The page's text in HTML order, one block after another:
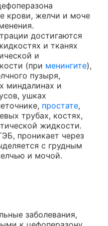
крови, желчи и моче
достигаются
и тканях
и
(при менингите),
пузыря,
миндалинах и
ушках
простате,
трубах, костях,
жидкости.
проникает через
с грудным
и мочой.
заболевания,